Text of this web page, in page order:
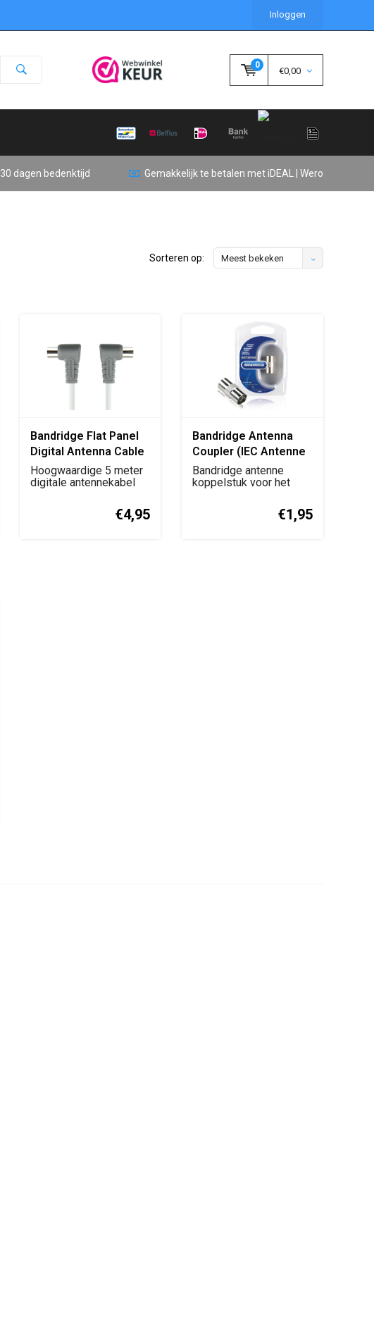
Inloggen
0
€0,00
30 dagen bedenktijd Gemakkelijk te betalen met iDEAL | Wero
Sorteren op: Meest bekeken
Bandridge Flat Panel
Digital Antenna Cable
5 Meter
Hoogwaardige 5 meter
digitale antennekabel
€4,95
Bandridge Antenna
Coupler (IEC Antenne
Koppelstuk)
Bandridge antenne
koppelstuk voor het
€1,95